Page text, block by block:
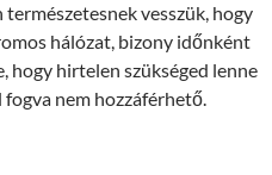
vesszük, hogy
hálózat, bizony időnként
hogy hirtelen szükséged lenne
fogva nem hozzáférhető.
esetében a